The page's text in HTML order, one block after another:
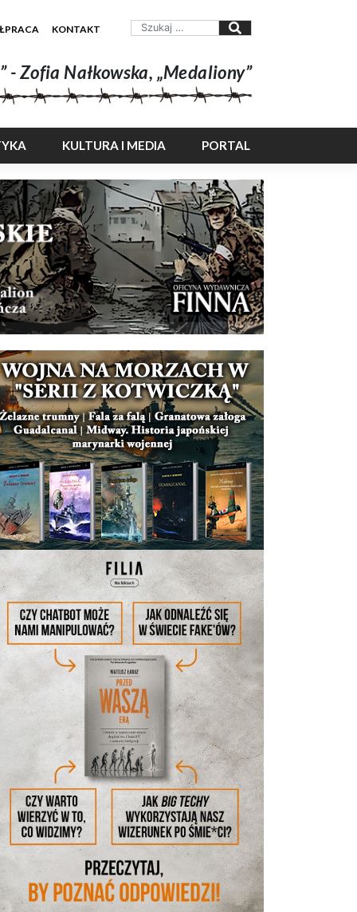
KONTAKT
Zofia Nałkowska, „Medaliony”
KULTURA I MEDIA PORTAL